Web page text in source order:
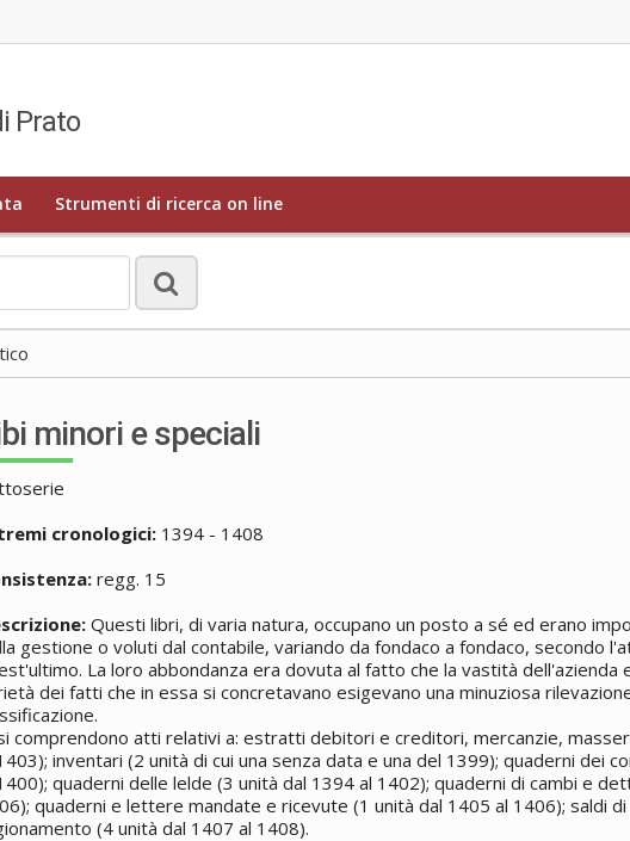
Prato
Strumenti di ricerca on line
minori e speciali
cronologici: 1394 - 1408
regg. 15
Questi libri, di varia natura, occupano un posto a sé ed erano
gestione o voluti dal contabile, variando da fondaco a fondaco, secondo
La loro abbondanza era dovuta al fatto che la vastità dell'azienda
dei fatti che in essa si concretavano esigevano una minuziosa
comprendono atti relativi a: estratti debitori e creditori, mercanzie,
inventari (2 unità di cui una senza data e una del 1399); quaderni dei
quaderni delle lelde (3 unità dal 1394 al 1402); quaderni di cambi e
quaderni e lettere mandate e ricevute (1 unità dal 1405 al 1406); saldi
(4 unità dal 1407 al 1408).